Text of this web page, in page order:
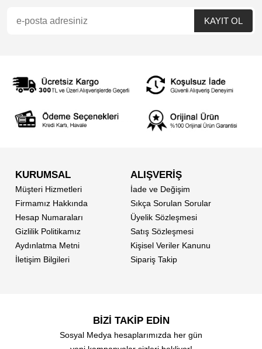
KURUMSAL
Müşteri Hizmetleri
Firmamız Hakkında
Hesap Numaraları
Gizlilik Politikamız
Aydınlatma Metni
İletişim Bilgileri
ALIŞVERİŞ
İade ve Değişim
Sıkça Sorulan Sorular
Üyelik Sözleşmesi
Satış Sözleşmesi
Kişisel Veriler Kanunu
Sipariş Takip
BİZİ TAKİP EDİN
Sosyal Medya hesaplarımızda her gün